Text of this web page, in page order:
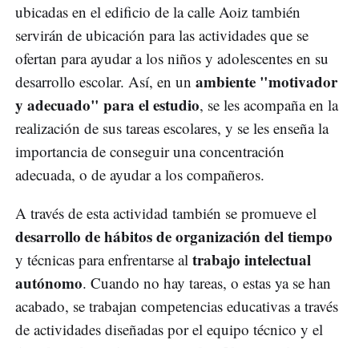
ubicadas en el edificio de la calle Aoiz también
servirán de ubicación para las actividades que se
ofertan para ayudar a los niños y adolescentes en su
desarrollo escolar. Así, en un ambiente "motivador
y adecuado" para el estudio, se les acompaña en la
realización de sus tareas escolares, y se les enseña la
importancia de conseguir una concentración
adecuada, o de ayudar a los compañeros.
A través de esta actividad también se promueve el
desarrollo de hábitos de organización del tiempo
y técnicas para enfrentarse al trabajo intelectual
autónomo. Cuando no hay tareas, o estas ya se han
acabado, se trabajan competencias educativas a través
de actividades diseñadas por el equipo técnico y el